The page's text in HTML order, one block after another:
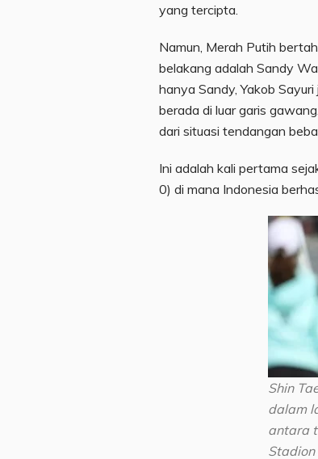
yang tercipta.
Namun, Merah Putih
belakang adalah Sandy
hanya Sandy, Yakob
berada di luar garis
dari situasi tendangan
Ini adalah kali pertama
0) di mana Indonesia
Shin
dalam
antara